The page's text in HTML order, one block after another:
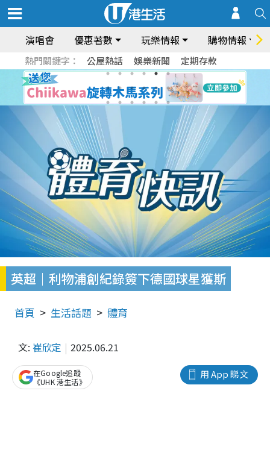
演唱會 優惠著數 玩樂情報 購物情報
熱門關鍵字： 公屋熱話 娛樂新聞 定期存款
英超｜利物浦創紀錄簽下德國球星獲斯
首頁 生活話題 體育
文: 崔欣定 2025.06.21
用 App 睇文
在Google追蹤
《UHK 港生活》